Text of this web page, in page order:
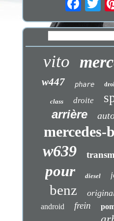
vito
w447 phare
class droite
arrière
mercedes-
w639
pour diesel
benz
android frein